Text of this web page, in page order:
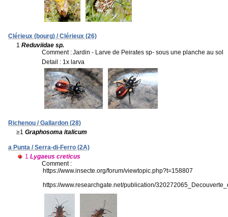
Clérieux (bourg) / Clérieux (26)
1 Reduviidae sp.
Comment :Jardin - Larve de Peirates sp- sous une planche au sol
Detail : 1x larva
Richenou / Gallardon (28)
≥1 Graphosoma italicum
a Punta / Serra-di-Ferro (2A)
1 Lygaeus creticus
Comment :
https://www.insecte.org/forum/viewtopic.php?t=158807
https://www.researchgate.net/publication/